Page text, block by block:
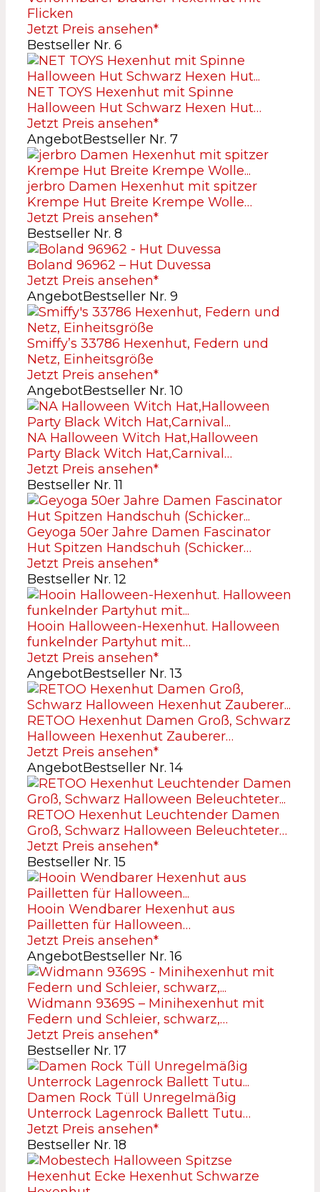
Flicken
Jetzt Preis ansehen*
Bestseller Nr. 6
NET TOYS Hexenhut mit Spinne
Halloween Hut Schwarz Hexen Hut…
Jetzt Preis ansehen*
AngebotBestseller Nr. 7
jerbro Damen Hexenhut mit spitzer
Krempe Hut Breite Krempe Wolle…
Jetzt Preis ansehen*
Bestseller Nr. 8
Boland 96962 – Hut Duvessa
Jetzt Preis ansehen*
AngebotBestseller Nr. 9
Smiffy’s 33786 Hexenhut, Federn und
Netz, Einheitsgröße
Jetzt Preis ansehen*
AngebotBestseller Nr. 10
NA Halloween Witch Hat,Halloween
Party Black Witch Hat,Carnival…
Jetzt Preis ansehen*
Bestseller Nr. 11
Geyoga 50er Jahre Damen Fascinator
Hut Spitzen Handschuh (Schicker…
Jetzt Preis ansehen*
Bestseller Nr. 12
Hooin Halloween-Hexenhut. Halloween
funkelnder Partyhut mit…
Jetzt Preis ansehen*
AngebotBestseller Nr. 13
RETOO Hexenhut Damen Groß, Schwarz
Halloween Hexenhut Zauberer…
Jetzt Preis ansehen*
AngebotBestseller Nr. 14
RETOO Hexenhut Leuchtender Damen
Groß, Schwarz Halloween Beleuchteter…
Jetzt Preis ansehen*
Bestseller Nr. 15
Hooin Wendbarer Hexenhut aus
Pailletten für Halloween…
Jetzt Preis ansehen*
AngebotBestseller Nr. 16
Widmann 9369S – Minihexenhut mit
Federn und Schleier, schwarz,…
Jetzt Preis ansehen*
Bestseller Nr. 17
Damen Rock Tüll Unregelmäßig
Unterrock Lagenrock Ballett Tutu…
Jetzt Preis ansehen*
Bestseller Nr. 18